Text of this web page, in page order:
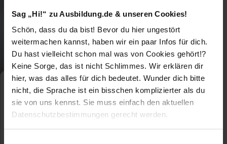
Sag „Hi!“ zu Ausbildung.de & unseren Cookies!
Schön, dass du da bist! Bevor du hier ungestört
weitermachen kannst, haben wir ein paar Infos für dich.
Du hast vielleicht schon mal was von Cookies gehört!?
Keine Sorge, das ist nicht Schlimmes. Wir erklären dir
hier, was das alles für dich bedeutet. Wunder dich bitte
nicht, die Sprache ist ein bisschen komplizierter als du
sie von uns kennst. Sie muss einfach den aktuellen
Datenschutzbestimmungen gerecht werden.
Fachinformatiker/in für
digitale Vernetzung
Berufsausbildung